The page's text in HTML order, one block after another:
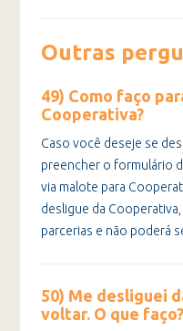
Outras
49) Como faço
Cooperativa?
Caso você deseje se
preencher o formulário
via malote para
desligue da
parcerias e não poderá
50) Me desliguei
voltar. O que faço?